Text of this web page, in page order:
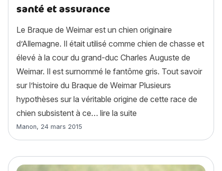
santé et assurance
Le Braque de Weimar est un chien originaire
d’Allemagne. Il était utilisé comme chien de chasse et
élevé à la cour du grand-duc Charles Auguste de
Weimar. Il est surnommé le fantôme gris. Tout savoir
sur l’histoire du Braque de Weimar Plusieurs
hypothèses sur la véritable origine de cette race de
chien subsistent à ce… lire la suite
Article rédigé par
Manon, 24 mars 2015